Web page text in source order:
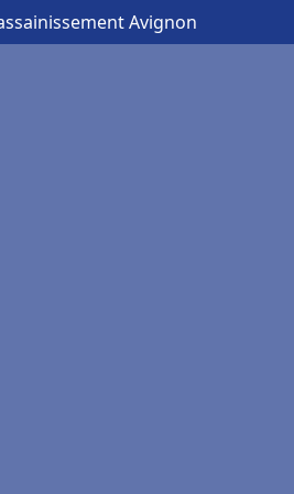
Avignon